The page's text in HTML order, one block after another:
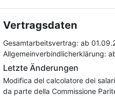
Vertragsdaten
Gesamtarbeitsvertrag: ab
Allgemeinverbindlicherklärung:
Letzte Änderungen
Modifica del calcolatore dei
da parte della Commissione